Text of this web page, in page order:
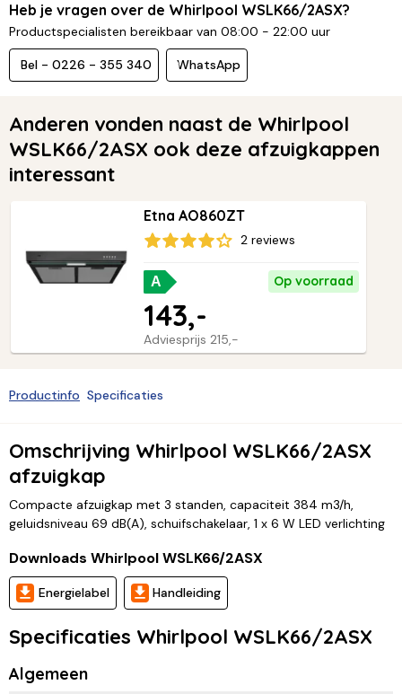
Heb je vragen over de Whirlpool WSLK66/2ASX?
Productspecialisten bereikbaar van 08:00 - 22:00 uur
Bel - 0226 - 355 340 WhatsApp
Anderen vonden naast de Whirlpool
WSLK66/2ASX ook deze afzuigkappen
interessant
Etna AO860ZT
2 reviews
A Op voorraad
Adviesprijs 215,-
143,-
Productinfo Specificaties
Omschrijving Whirlpool WSLK66/2ASX
afzuigkap
Compacte afzuigkap met 3 standen, capaciteit 384 m3/h,
geluidsniveau 69 dB(A), schuifschakelaar, 1 x 6 W LED verlichting
Downloads Whirlpool WSLK66/2ASX
Energielabel Handleiding
Specificaties Whirlpool WSLK66/2ASX
Algemeen